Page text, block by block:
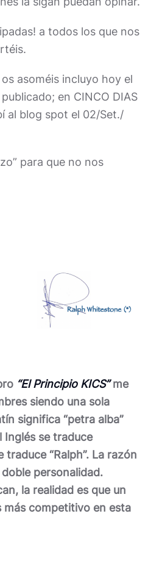
a todos los que nos
asoméis incluyo hoy el
en CINCO DIAS
al blog spot el 02/Set./
para que no nos
“El Principio KICS”me
siendo una sola
significa “petra alba”
Inglés se traduce
traduce “Ralph”. La razón
personalidad.
la realidad es que un
más competitivo en esta